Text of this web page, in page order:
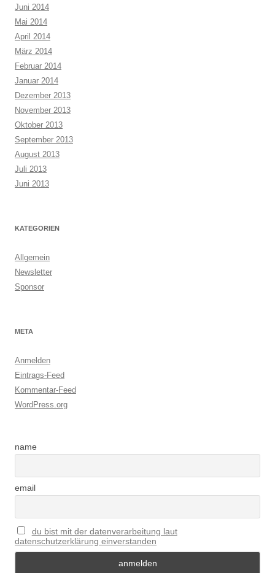
Juni 2014
Mai 2014
April 2014
März 2014
Februar 2014
Januar 2014
Dezember 2013
November 2013
Oktober 2013
September 2013
August 2013
Juli 2013
Juni 2013
KATEGORIEN
Allgemein
Newsletter
Sponsor
META
Anmelden
Eintrags-Feed
Kommentar-Feed
WordPress.org
name
email
du bist mit der datenverarbeitung laut
datenschutzerklärung einverstanden